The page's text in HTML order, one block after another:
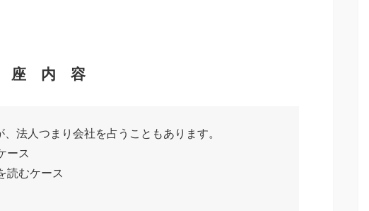
座 内 容
法人つまり会社を占うこともあります。
ース
読むケース